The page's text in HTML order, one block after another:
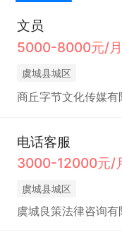
文员
5000-8000元/月
虞城县城区
商丘字节文化传媒有
电话客服
3000-12000元/
虞城县城区
虞城良策法律咨询有